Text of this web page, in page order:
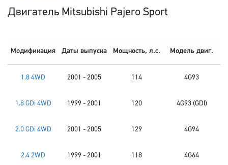
Двигатель Mitsubishi Pajero Sport
Модификация Даты выпуска Мощность, л.с. Модель двиг.
1.8 4WD 2001 - 2005 114 4G93
1.8 GDi 4WD 1999 - 2001 120 4G93 (GDI)
2.0 GDi 4WD 2001 - 2005 129 4G94
2.4 2WD 1999 - 2001 118 4G64